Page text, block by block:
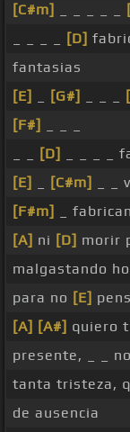
[C#m]
[D]
fantasias
[E]
[G#]
[F#]
[D]
_ _ _ _
[E]
[C#m]
_ _
[F#m]
_
[A] ni [D] morir
malgastando
para no [E]
[A] [A#] quiero
presente, _ _
tanta tristeza,
de ausencia